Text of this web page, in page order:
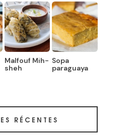
Malfouf Mih-
sheh
Sopa
paraguaya
RÉCENTES